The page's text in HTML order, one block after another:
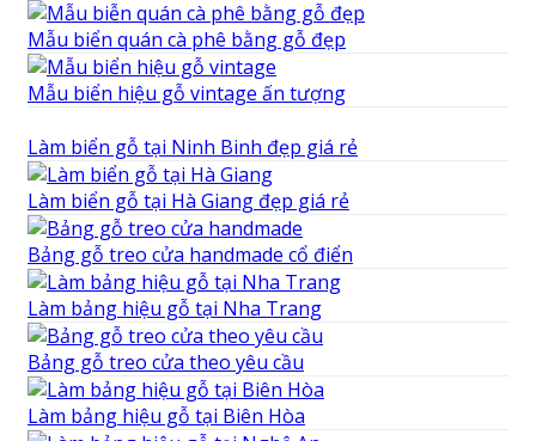
Mẫu biển quán cà phê bằng gỗ đẹp
Mẫu biển hiệu gỗ vintage ấn tượng
Làm biển gỗ tại Ninh Binh đẹp giá rẻ
Làm biển gỗ tại Hà Giang đẹp giá rẻ
Bảng gỗ treo cửa handmade cổ điển
Làm bảng hiệu gỗ tại Nha Trang
Bảng gỗ treo cửa theo yêu cầu
Làm bảng hiệu gỗ tại Biên Hòa